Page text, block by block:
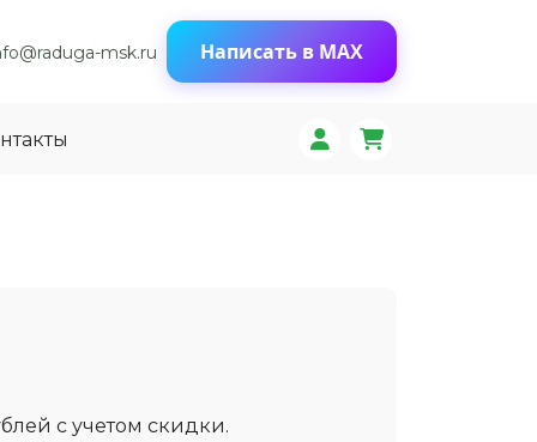
msk.ru Написать в MAX
с учетом скидки.